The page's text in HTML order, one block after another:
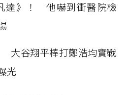
達》！ 他嚇到衝醫院檢
大谷翔平棒打鄭浩均實戰
光